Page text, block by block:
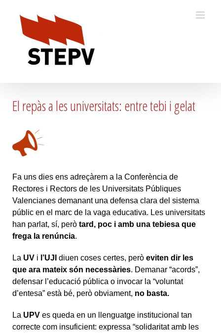
content
El repàs a les universitats: entre tebi i gelat
Fa uns dies ens adreçàrem a la Conferència de
Rectores i Rectors de les Universitats Públiques
Valencianes demanant una defensa clara del sistema
públic en el marc de la vaga educativa. Les universitats
han parlat, sí, però tard, poc i amb una tebiesa que
frega la renúncia.
La UV i l’UJI diuen coses certes, però eviten dir les
que ara mateix són necessàries. Demanar “acords”,
defensar l’educació pública o invocar la “voluntat
d’entesa” està bé, però obviament, no basta.
La UPV es queda en un llenguatge institucional tan
correcte com insuficient: expressa “solidaritat amb les